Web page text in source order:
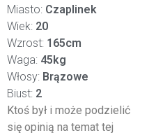
Miasto: Czaplinek
Wiek: 20
Wzrost: 165cm
Waga: 45kg
Włosy: Brązowe
Biust: 2
Ktoś był i może podzielić
się opinią na temat tej